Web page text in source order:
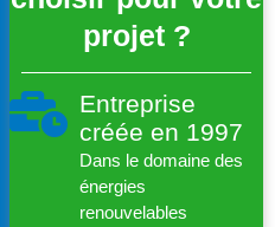
projet ?
Entreprise
créée en 1997
Dans le domaine des
énergies
renouvelables